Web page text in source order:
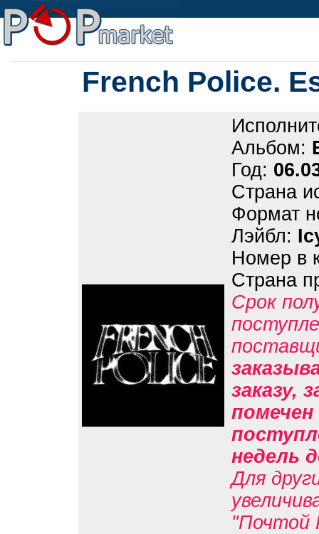
French Police.
Альбом:
Год:
Страна
Формат
Лэйбл:
Номер в
Страна
Срок
заказу,
помечен
недель
Для
"Почтой